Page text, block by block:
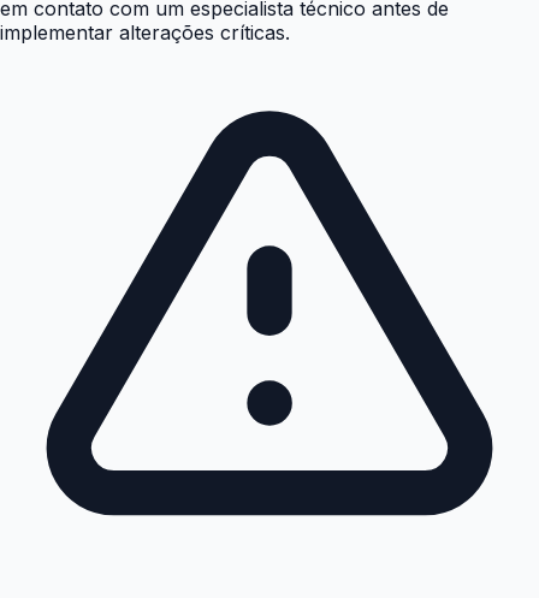
em contato com um especialista técnico antes de
implementar alterações críticas.